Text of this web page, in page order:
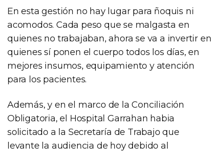
En esta gestión no hay lugar para ñoquis ni
acomodos. Cada peso que se malgasta en
quienes no trabajaban, ahora se va a invertir en
quienes sí ponen el cuerpo todos los días, en
mejores insumos, equipamiento y atención
para los pacientes.
Además, y en el marco de la Conciliación
Obligatoria, el Hospital Garrahan habia
solicitado a la Secretaría de Trabajo que
levante la audiencia de hoy debido al